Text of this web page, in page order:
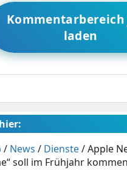
laden
/ News / Dienste/Apple
soll im Frühjahr kommen